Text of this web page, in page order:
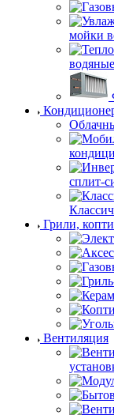
мойки
водяные
сплит-
Грили,
Вентиляция